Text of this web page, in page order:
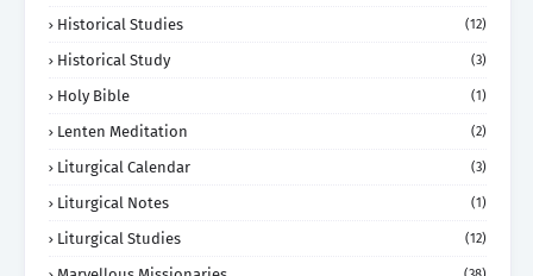
Historical Studies (12)
Historical Study (3)
Holy Bible (1)
Lenten Meditation (2)
Liturgical Calendar (3)
Liturgical Notes (1)
Liturgical Studies (12)